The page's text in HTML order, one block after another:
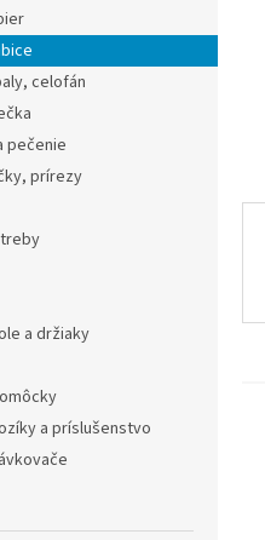
celofán
pečenie
prírezy
a držiaky
a príslušenstvo